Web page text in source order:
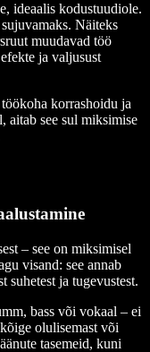
ideaalis kodustuudiole.
Näiteks
muudavad töö
ja valjusust
korrashoidu ja
aitab see sul miksimise
– see on miksimisel
visand: see annab
suhetest ja tugevustest.
bass või vokaal – ei
olulisemast või
tasemeid, kuni